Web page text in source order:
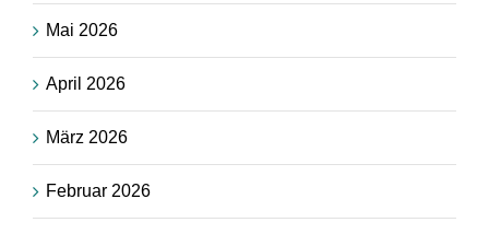
Mai 2026
April 2026
März 2026
Februar 2026